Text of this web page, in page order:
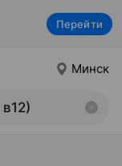
Перейти
Минск